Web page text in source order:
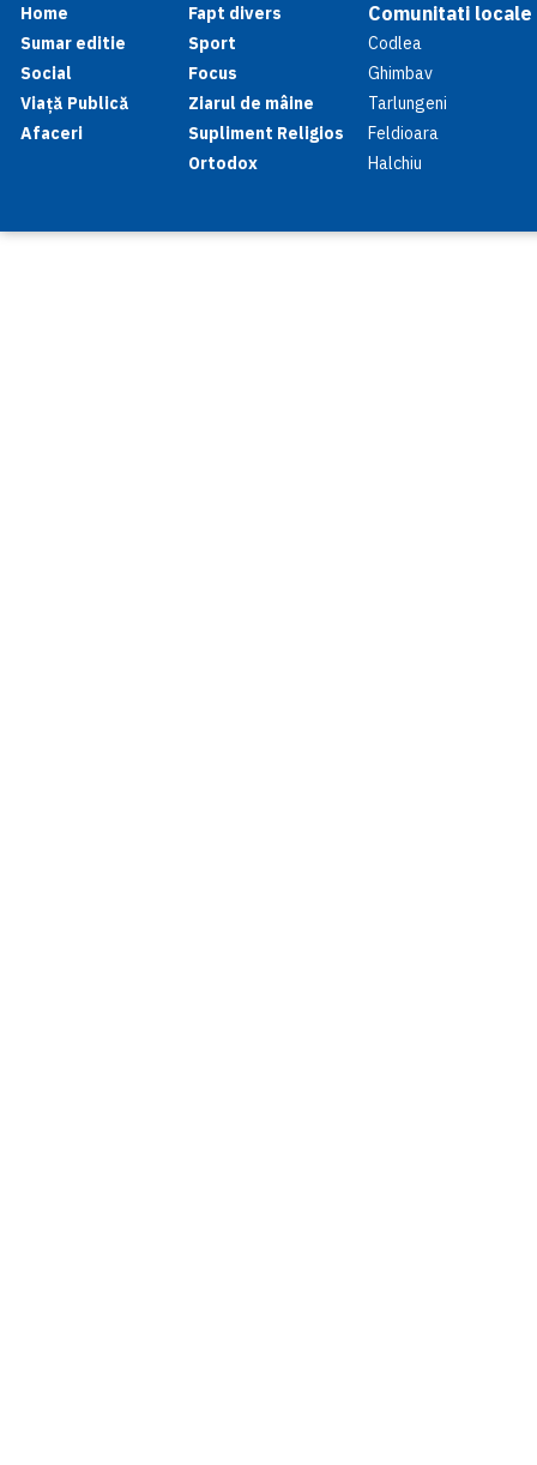
Home
Sumar editie
Social
Viață Publică
Afaceri
Fapt divers
Sport
Focus
Ziarul de mâine
Supliment Religios
Ortodox
Comunitati locale
Codlea
Ghimbav
Tarlungeni
Feldioara
Halchiu